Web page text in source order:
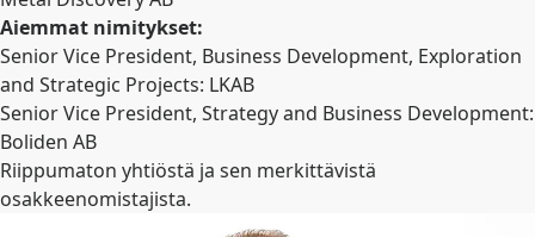
Aiemmat nimitykset:
Senior Vice President, Business Development, Exploration
and Strategic Projects: LKAB
Senior Vice President, Strategy and Business Development:
Boliden AB
Riippumaton yhtiöstä ja sen merkittävistä
osakkeenomistajista.